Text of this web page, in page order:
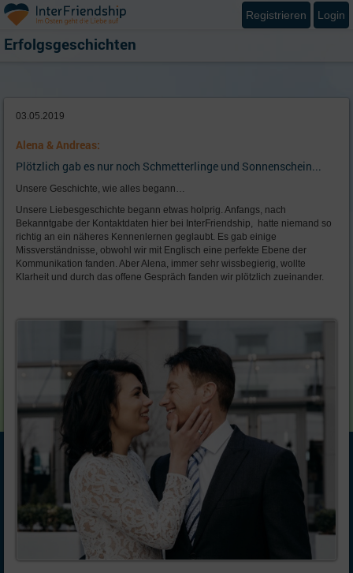
03.05.2019
Alena & Andreas:
Plötzlich gab es nur noch Schmetterlinge und Sonnenschein...
Unsere Geschichte, wie alles begann…
Unsere Liebesgeschichte begann etwas holprig. Anfangs, nach
Bekanntgabe der Kontaktdaten hier bei InterFriendship, hatte niemand so
richtig an ein näheres Kennenlernen geglaubt. Es gab einige
Missverständnisse, obwohl wir mit Englisch eine perfekte Ebene der
Kommunikation fanden. Aber Alena, immer sehr wissbegierig, wollte
Klarheit und durch das offene Gespräch fanden wir plötzlich zueinander.
Erfolgsgeschichten
Registrieren Login